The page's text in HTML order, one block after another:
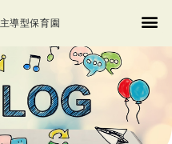
導型保育園